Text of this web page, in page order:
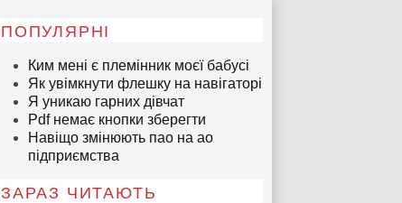
ПОПУЛЯРНІ
Ким мені є племінник моєї бабусі
Як увімкнути флешку на навігаторі
Я уникаю гарних дівчат
Pdf немає кнопки зберегти
Навіщо змінюють пао на ао
підприємства
ЗАРАЗ ЧИТАЮТЬ